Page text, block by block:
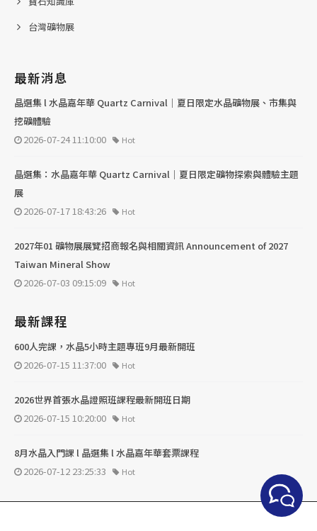
台灣礦物展
最新消息
晶選集 l 水晶嘉年華 Quartz Carnival｜夏日限定水晶礦物展、市集與
挖礦體驗
2026-07-24 11:10:00
Hot
晶選集：水晶嘉年華 Quartz Carnival｜夏日限定礦物探索與體驗主題
展
2026-07-17 18:43:26
Hot
2027年01 礦物展展覽招商報名與相關資訊 Announcement of 2027
Taiwan Mineral Show
2026-07-03 09:15:09
Hot
最新課程
600人完課，水晶5小時主題專班9月最新開班
2026-07-15 11:37:00
Hot
2026世界首張水晶證照班課程最新開班日期
2026-07-15 10:20:00
Hot
8月水晶入門課 l 晶選集 l 水晶嘉年華套票課程
2026-07-12 23:25:33
Hot